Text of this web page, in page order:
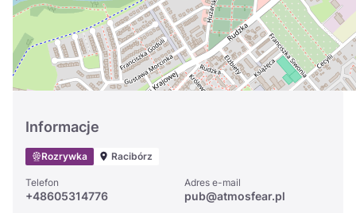
Zamknij
Informacje
Rozrywka Racibórz
Telefon
+48605314776
Adres e-mail
pub@atmosfear.pl